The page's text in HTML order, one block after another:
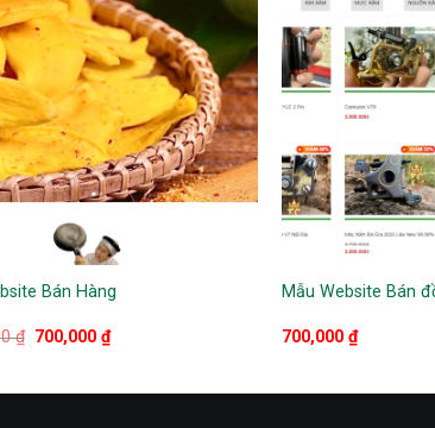
Bán Hàng
₫ Giá
700,000₫Giá
hiện
Mẫu Website Bán
700,000 ₫